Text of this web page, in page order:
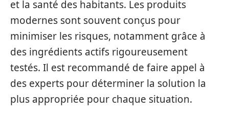
et la santé des habitants. Les produits
modernes sont souvent conçus pour
minimiser les risques, notamment grâce à
des ingrédients actifs rigoureusement
testés. Il est recommandé de faire appel à
des experts pour déterminer la solution la
plus appropriée pour chaque situation.